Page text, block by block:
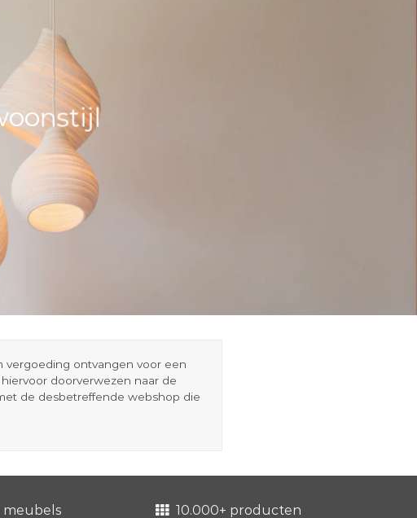
vergoeding ontvangen voor een
doorverwezen naar de
de desbetreffende webshop die
meubels 10.000+ producten